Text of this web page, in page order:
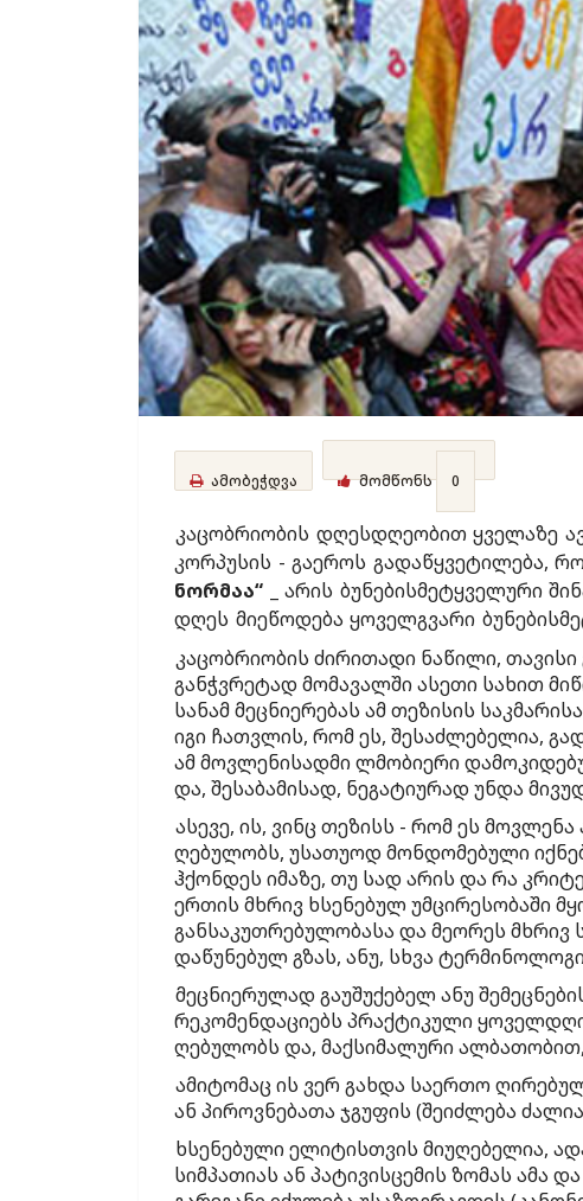
ამობეჭდვა მომწონს 0
კაცობრიობის დღესდღეობით ყველაზე
კორპუსის - გაეროს გადაწყვეტილება,
ნორმაა“ _ არის ბუნებისმეტყველური
დღეს მიეწოდება ყოველგვარი
კაცობრიობის ძირითადი ნაწილი,
განჭვრეტად მომავალში ასეთი სახით
სანამ მეცნიერებას ამ თეზისის
იგი ჩათვლის, რომ ეს, შესაძლებელია,
ამ მოვლენისადმი ლმობიერი
და, შესაბამისად, ნეგატიურად უნდა
ასევე, ის, ვინც თეზისს - რომ ეს
ღებულობს, უსათუოდ მონდომებული
ჰქონდეს იმაზე, თუ სად არის და რა
ერთის მხრივ ხსენებულ უმცირესობაში
განსაკუთრებულობასა და მეორეს მხრივ
დაწუნებულ გზას, ანუ, სხვა
მეცნიერულად გაუშუქებელ ანუ
რეკომენდაციებს პრაქტიკული
ღებულობს და, მაქსიმალური
ამიტომაც ის ვერ გახდა საერთო
ან პიროვნებათა ჯგუფის (შეიძლება
ხსენებული ელიტისთვის მიუღებელია,
სიმპათიას ან პატივისცემის ზომას ამა